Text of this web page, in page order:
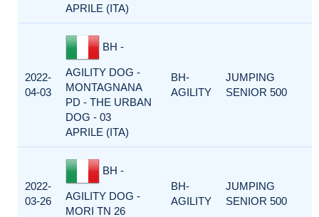
APRILE (ITA)
2022-
04-03
BH -
AGILITY DOG -
MONTAGNANA
PD - THE URBAN
DOG - 03
APRILE (ITA)
BH-
AGILITY
JUMPING
SENIOR 500
2022-
03-26
BH -
AGILITY DOG -
MORI TN 26
BH-
AGILITY
JUMPING
SENIOR 500